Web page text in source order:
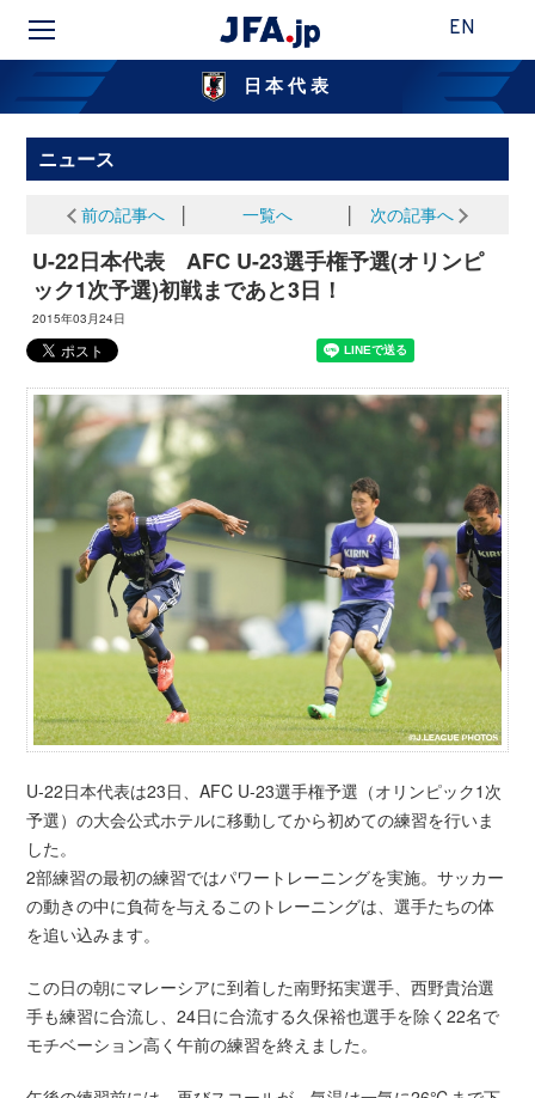
EN
日本代表
ニュース
前の記事へ 一覧へ 次の記事へ
U-22日本代表 AFC U-23選手権予選(オリンピ
ック1次予選)初戦まであと3日！
2015年03月24日
U-22日本代表は23日、AFC U-23選手権予選（オリンピック1次
予選）の大会公式ホテルに移動してから初めての練習を行いま
した。
2部練習の最初の練習ではパワートレーニングを実施。サッカー
の動きの中に負荷を与えるこのトレーニングは、選手たちの体
を追い込みます。
この日の朝にマレーシアに到着した南野拓実選手、西野貴治選
手も練習に合流し、24日に合流する久保裕也選手を除く22名で
モチベーション高く午前の練習を終えました。